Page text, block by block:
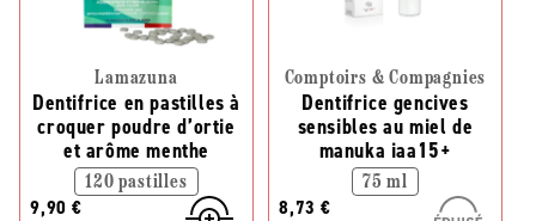
Lamazuna
Dentifrice en pastilles à
croquer poudre d’ortie
et arôme menthe
120 pastilles
9,90 €
Comptoirs & Compagnies
Dentifrice gencives
sensibles au miel de
manuka iaa15+
75 ml
8,73 €